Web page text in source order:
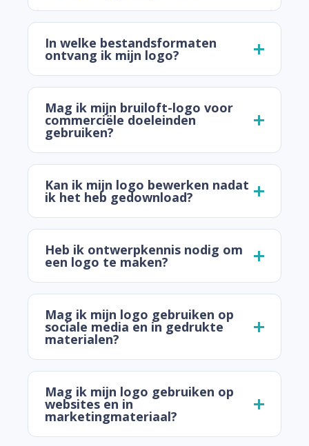
In welke bestandsformaten
ontvang ik mijn logo?
Mag ik mijn bruiloft-logo voor
commerciële doeleinden
gebruiken?
Kan ik mijn logo bewerken nadat
ik het heb gedownload?
Heb ik ontwerpkennis nodig om
een logo te maken?
Mag ik mijn logo gebruiken op
sociale media en in gedrukte
materialen?
Mag ik mijn logo gebruiken op
websites en in
marketingmateriaal?